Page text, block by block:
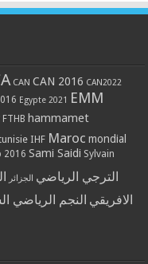
CAN CAN 2016 CAN2022
Egypte 2021 EMM
FTHB hammamet
IHF Maroc mondial
2016 Sami Saidi Sylvain
الترجي الرياضي الجزائر
الافريقي النجم الرياضي